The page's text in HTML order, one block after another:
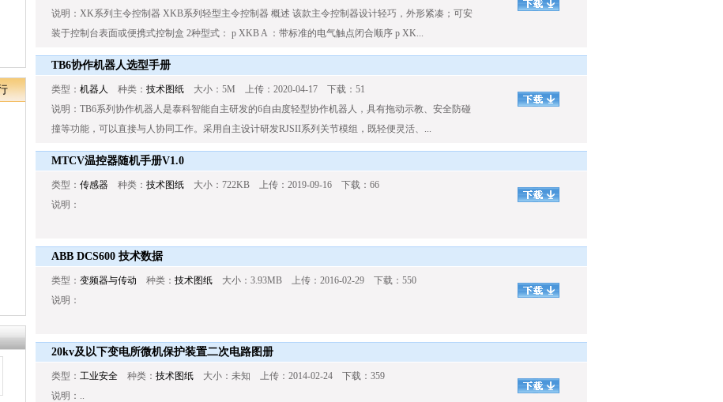
说明：XK系列主令控制器 XKB系列轻型主令控制器 概述 该款主令控制器设计轻巧，外形紧凑；可安
装于控制台表面或便携式控制盒 2种型式： p XKB A ：带标准的电气触点闭合顺序 p XK...
TB6协作机器人选型手册
类型： 机器人 种类： 技术图纸 大小：5M 上传：2020-04-17 下载：51
说明：TB6系列协作机器人是泰科智能自主研发的6自由度轻型协作机器人，具有拖动示教、安全防碰
撞等功能，可以直接与人协同工作。采用自主设计研发RJSII系列关节模组，既轻便灵活、...
MTCV温控器随机手册V1.0
类型： 传感器 种类： 技术图纸 大小：722KB 上传：2019-09-16 下载：66
说明：
ABB DCS600 技术数据
类型： 变频器与传动 种类： 技术图纸 大小：3.93MB 上传：2016-02-29 下载：550
说明：
20kv及以下变电所微机保护装置二次电路图册
类型： 工业安全 种类： 技术图纸 大小：未知 上传：2014-02-24 下载：359
说明：..